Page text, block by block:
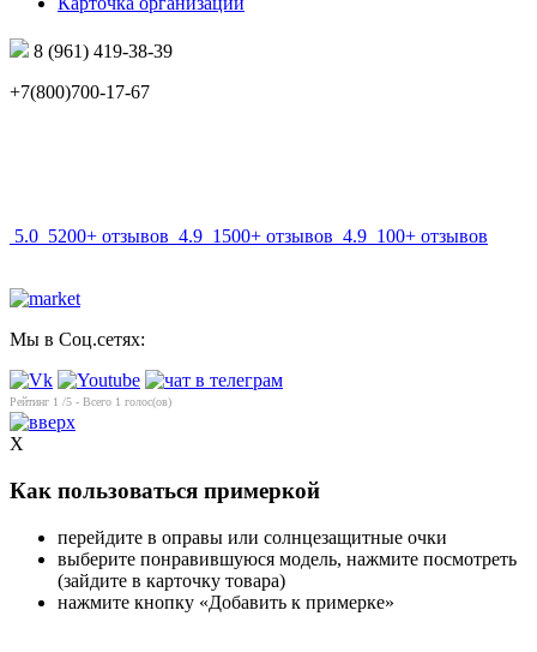
8 (961) 419-38-39
+7(800)700-17-67
5.0 5200+ отзывов 4.9 1500+ отзывов 4.9 100+ отзывов
Мы в Соц.сетях:
Рейтинг 1 /5 - Всего 1 голос(ов)
X
Как пользоваться примеркой
перейдите в оправы или солнцезащитные очки
выберите понравившуюся модель, нажмите посмотреть
(зайдите в карточку товара)
нажмите кнопку «Добавить к примерке»